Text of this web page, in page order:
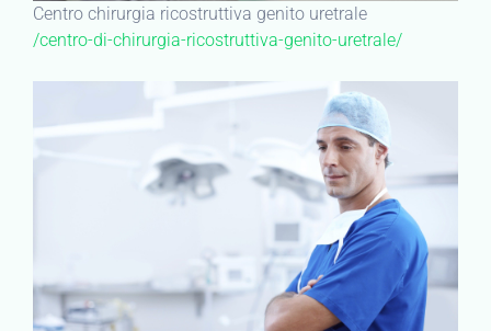
Centro chirurgia ricostruttiva genito uretrale
/centro-di-chirurgia-ricostruttiva-genito-uretrale/